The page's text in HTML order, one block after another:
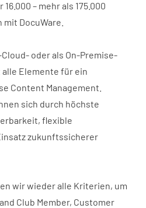
– mehr als 175.000
DocuWare.
oder als On-Premise-
alle Elemente für ein
Content Management.
sich durch höchste
flexible
zukunftssicherer
wir wieder alle Kriterien, um
Club Member, Customer